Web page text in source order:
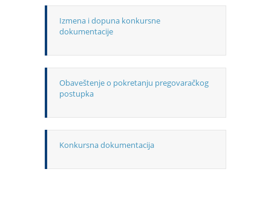
Izmena i dopuna konkursne
dokumentacije
Obaveštenje o pokretanju pregovaračkog
postupka
Konkursna dokumentacija